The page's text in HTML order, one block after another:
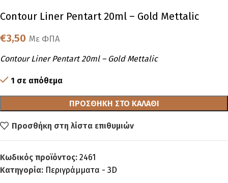
Contour Liner Pentart 20ml – Gold Mettalic
€3,50 Με ΦΠΑ
Contour Liner Pentart 20ml – Gold Mettalic
1 σε απόθεμα
ΠΡΟΣΘΉΚΗ ΣΤΟ ΚΑΛΆΘΙ
Προσθήκη στη λίστα επιθυμιών
Κωδικός προϊόντος: 2461
Κατηγορία: Περιγράμματα - 3D